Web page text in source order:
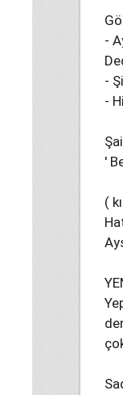
-
-
-
'
(